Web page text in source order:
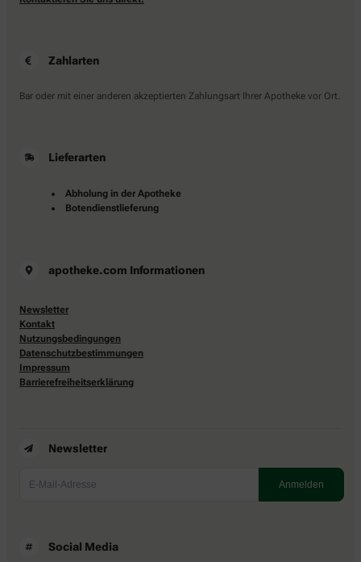
Zahlarten
Bar oder mit einer anderen akzeptierten Zahlungsart Ihrer Apotheke vor Ort.
Lieferarten
Abholung in der Apotheke
Botendienstlieferung
apotheke.com Informationen
Newsletter
Kontakt
Nutzungsbedingungen
Datenschutzbestimmungen
Impressum
Barrierefreiheitserklärung
Newsletter
Social Media